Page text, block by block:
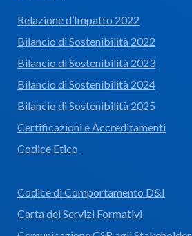
Relazione d’Impatto 2022
Bilancio di Sostenibilità 2022
Bilancio di Sostenibilità 2023
Bilancio di Sostenibilità 2024
Bilancio di Sostenibilità 2025
Certificazioni e Accreditamenti
Codice Etico
Codice di Comportamento D&I
Carta dei Servizi Formativi